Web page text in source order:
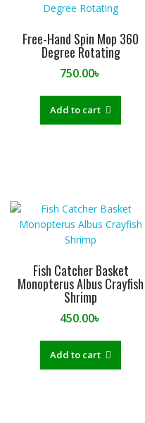
Free-Hand Spin Mop 360
Degree Rotating
750.00৳
Add to cart
Fish Catcher Basket
Monopterus Albus Crayfish
Shrimp
450.00৳
Add to cart